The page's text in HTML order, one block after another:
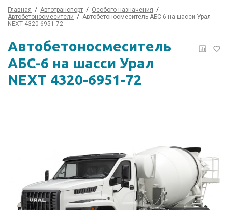
Главная Автотранспорт
Особого назначения
Автобетоносмесители
Автобетоносмеситель АБС-6 на шасси Урал
NEXT 4320-6951-72
Автобетоносмеситель
АБС-6 на шасси Урал
NEXT 4320-6951-72